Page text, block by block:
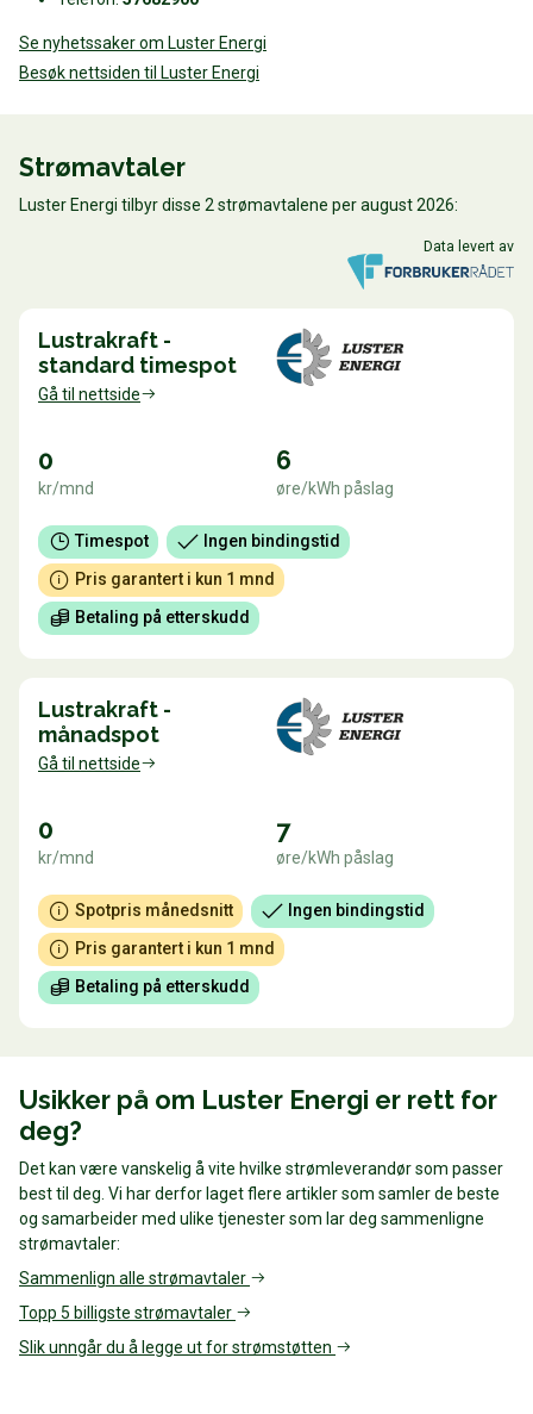
Se nyhetssaker om Luster Energi
Besøk nettsiden til Luster Energi
Strømavtaler
Luster Energi tilbyr disse 2 strømavtalene per august 2026:
Data levert av
Lustrakraft -
standard timespot
Gå til nettside
0
kr/mnd
6
øre/kWh påslag
Timespot
Ingen bindingstid
Pris garantert i kun 1 mnd
Betaling på etterskudd
Lustrakraft -
månadspot
Gå til nettside
0
kr/mnd
7
øre/kWh påslag
Spotpris månedsnitt
Ingen bindingstid
Pris garantert i kun 1 mnd
Betaling på etterskudd
Usikker på om Luster Energi er rett for
deg?
Det kan være vanskelig å vite hvilke strømleverandør som passer
best til deg. Vi har derfor laget flere artikler som samler de beste
og samarbeider med ulike tjenester som lar deg sammenligne
strømavtaler:
Sammenlign alle strømavtaler
Topp 5 billigste strømavtaler
Slik unngår du å legge ut for strømstøtten